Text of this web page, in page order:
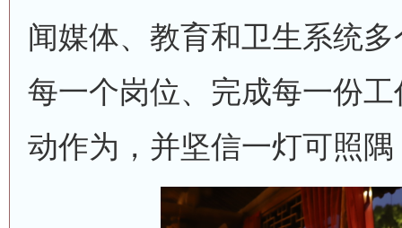
闻媒体、教育和卫生系统
每一个岗位、完成每一份
动作为，并坚信一灯可照